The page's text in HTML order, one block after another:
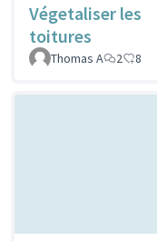
Végetaliser les
toitures
Thomas A
2 8